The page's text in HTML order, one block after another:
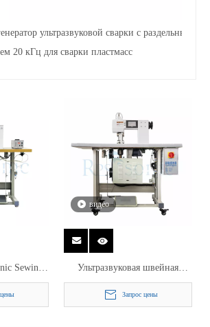
ультразвуковой сварки с раздельным
кГц для сварки пластмасс
Sewing
и резки
видео
Ультразвуковая швейная
машина для кружева 20 кГц с
поворотным рожком из
Запрос цены